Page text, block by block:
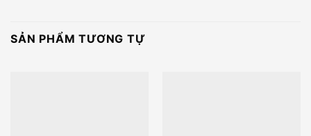
SẢN PHẨM TƯƠNG TỰ